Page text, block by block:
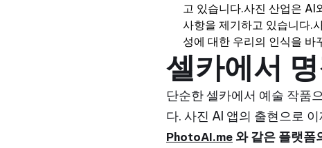
고 있습니다.사진 산업은 AI
사항을 제기하고 있습니다.
성에 대한 우리의 인식을 바
셀카에서
단순한 셀카에서 예술 작품
다. 사진 AI 앱의 출현으로
PhotoAI.me 와 같은 플랫폼